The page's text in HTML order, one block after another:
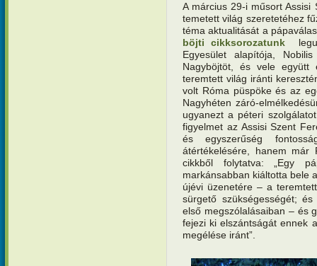
A március 29-i műsort Assisi
temetett világ szeretetéhez
téma aktualitását a
böjti cikksorozatunk
Egyesület alapítója,
Nagyböjtöt, és vele együtt
teremtett világ iránti
volt Róma püspöke és az
Nagyhéten záró-
ugyanezt a péteri
figyelmet az Assisi Szent
és egyszerűség
átértékelésére, hanem
cikkből folytatva: „Egy
markánsabban kiáltotta bele
újévi üzenetére – a
sürgető szükségességét;
első megszólalásaiban – és
fejezi ki elszántságát ennek
megélése iránt”.